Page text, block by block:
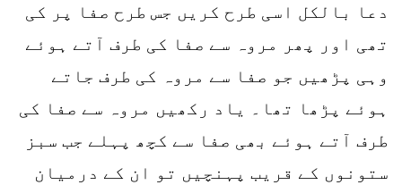
دعا بالکل اسی طرح کریں جس طرح صفا پر کی
تھی اور پھر مروہ سے صفا کی طرف آتے ہوئے
وہی پڑھیں جو صفا سے مروہ کی طرف جاتے
ہوئے پڑھا تھا۔ یاد رکھیں مروہ سے صفا کی
طرف آتے ہوئے بھی صفا سے کچھ پہلے جب سبز
ستونوں کے قریب پہنچیں تو ان کے درمیان